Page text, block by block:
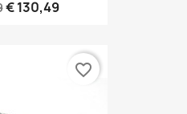
€ 130,49
favorite_border